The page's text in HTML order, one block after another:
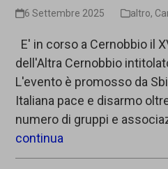
6 Settembre 2025 altro,
E' in corso a Cernobbio il
dell'Altra Cernobbio
L'evento è promosso da
Italiana pace e disarmo
numero di gruppi e
continua